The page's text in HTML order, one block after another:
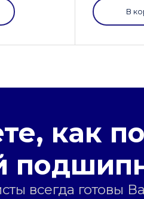
В
как
всегда готовы